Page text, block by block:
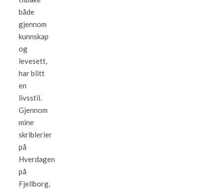
både
gjennom
kunnskap
og
levesett,
har blitt
en
livsstil.
Gjennom
mine
skriblerier
på
Hverdagen
på
Fjellborg,